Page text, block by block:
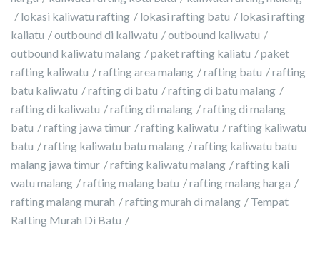
lokasi kaliwatu rafting
lokasi rafting batu
lokasi rafting
kaliatu
outbound di kaliwatu
outbound kaliwatu
outbound kaliwatu malang
paket rafting kaliatu
paket
rafting kaliwatu
rafting area malang rafting batu
rafting
batu kaliwatu
rafting di batu
rafting di batu malang
rafting di kaliwatu
rafting di malang
rafting di malang
batu
rafting jawa timur rafting kaliwatu
rafting kaliwatu
batu
rafting kaliwatu batu malang
rafting kaliwatu batu
malang jawa timur
rafting kaliwatu malang
rafting kali
watu malang
rafting malang batu
rafting malang harga
rafting malang murah
rafting murah di malang
Tempat
Rafting Murah Di Batu